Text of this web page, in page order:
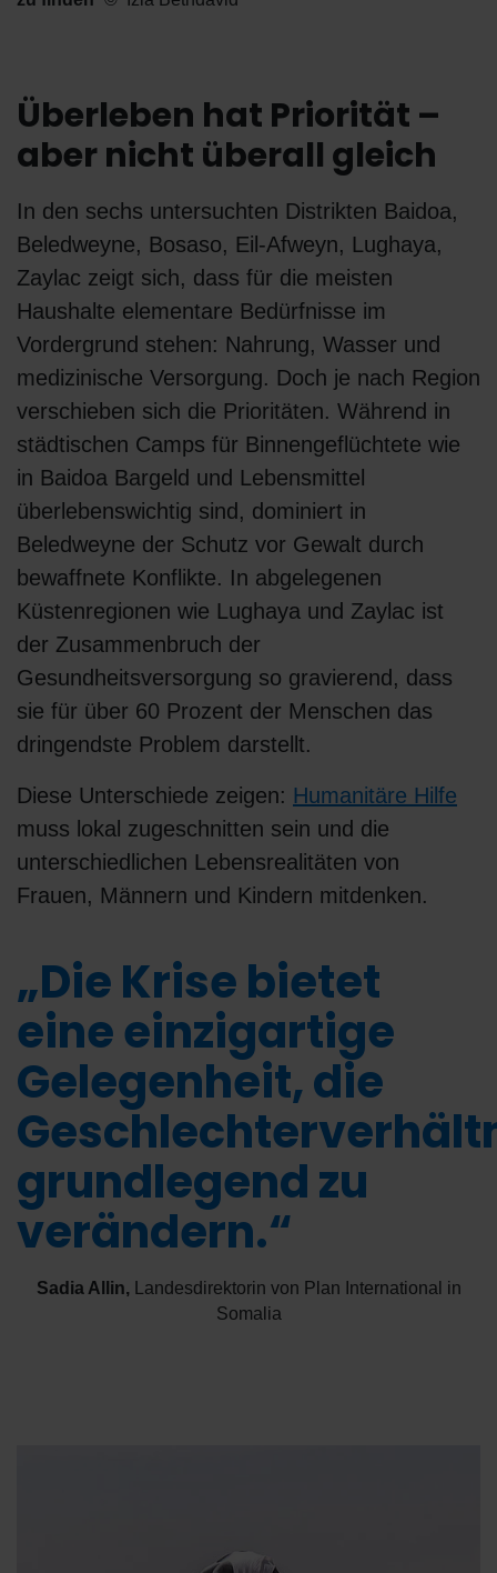
Überleben hat Priorität –
aber nicht überall gleich
In den sechs untersuchten Distrikten Baidoa,
Beledweyne, Bosaso, Eil-Afweyn, Lughaya,
Zaylac zeigt sich, dass für die meisten
Haushalte elementare Bedürfnisse im
Vordergrund stehen: Nahrung, Wasser und
medizinische Versorgung. Doch je nach Region
verschieben sich die Prioritäten. Während in
städtischen Camps für Binnengeflüchtete wie
in Baidoa Bargeld und Lebensmittel
überlebenswichtig sind, dominiert in
Beledweyne der Schutz vor Gewalt durch
bewaffnete Konflikte. In abgelegenen
Küstenregionen wie Lughaya und Zaylac ist
der Zusammenbruch der
Gesundheitsversorgung so gravierend, dass
sie für über 60 Prozent der Menschen das
dringendste Problem darstellt.
Diese Unterschiede zeigen: Humanitäre Hilfe
muss lokal zugeschnitten sein und die
unterschiedlichen Lebensrealitäten von
Frauen, Männern und Kindern mitdenken.
„Die Krise bietet
eine einzigartige
Gelegenheit, die
grundlegend zu
verändern.“
Sadia Allin,
Landesdirektorin von Plan International in
Somalia